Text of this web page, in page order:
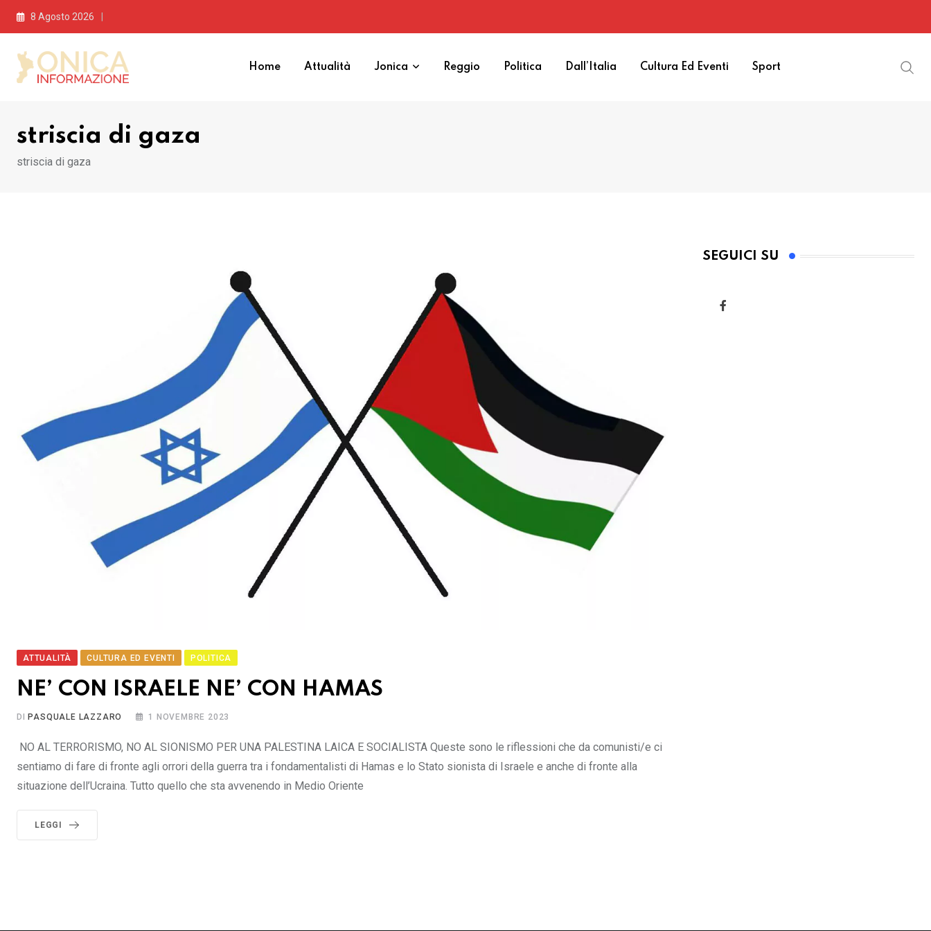
Skip
8 Agosto 2026
Home Attualità Jonica Reggio Politica Dall’Italia Cultura Ed Eventi Sport
striscia di gaza
striscia di gaza
ATTUALITÀ CULTURA ED EVENTI POLITICA
NE’ CON ISRAELE NE’ CON HAMAS
DI PASQUALE LAZZARO 1 NOVEMBRE 2023
NO AL TERRORISMO, NO AL SIONISMO PER UNA PALESTINA LAICA E SOCIALISTA Queste sono le riflessioni che da comunisti/e ci
sentiamo di fare di fronte agli orrori della guerra tra i fondamentalisti di Hamas e lo Stato sionista di Israele e anche di fronte alla
situazione dell’Ucraina. Tutto quello che sta avvenendo in Medio Oriente
LEGGI
SEGUICI SU